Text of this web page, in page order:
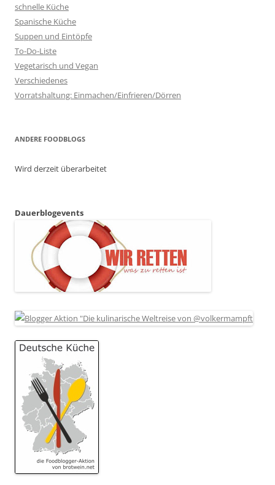
schnelle Küche
Spanische Küche
Suppen und Eintöpfe
To-Do-Liste
Vegetarisch und Vegan
Verschiedenes
Vorratshaltung: Einmachen/Einfrieren/Dörren
ANDERE FOODBLOGS
Wird derzeit überarbeitet
Dauerblogevents